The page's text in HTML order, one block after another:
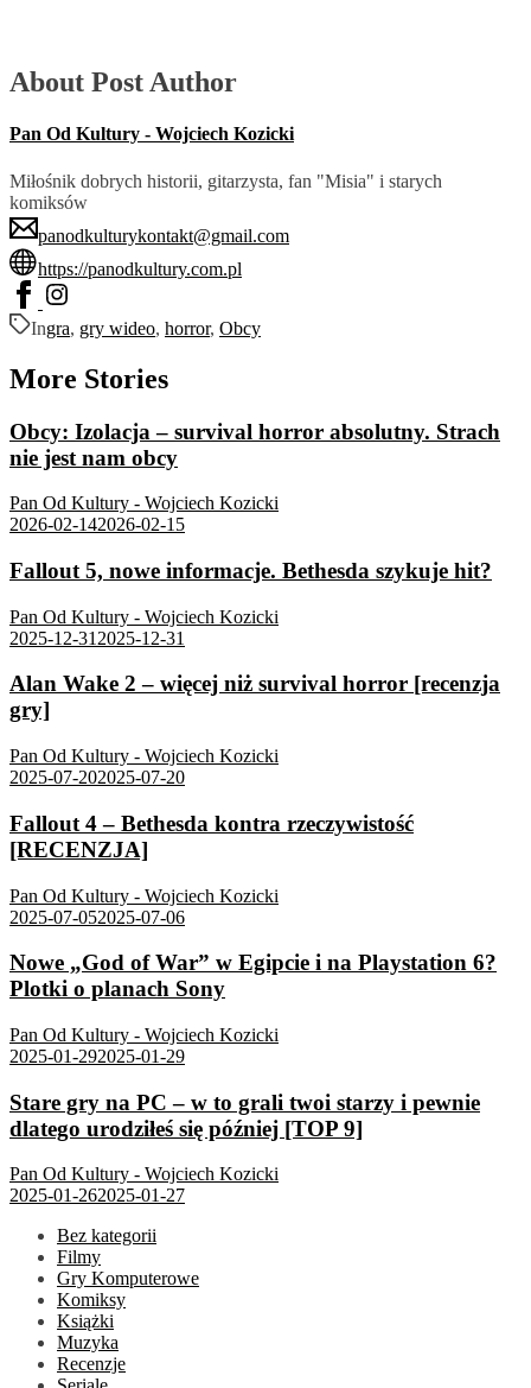
About Post Author
Pan Od Kultury - Wojciech Kozicki
Miłośnik dobrych historii, gitarzysta, fan "Misia" i starych
komiksów
panodkulturykontakt@gmail.com
https://panodkultury.com.pl
Ingra, gry wideo, horror, Obcy
More Stories
Obcy: Izolacja – survival horror absolutny. Strach
nie jest nam obcy
Pan Od Kultury - Wojciech Kozicki
2026-02-142026-02-15
Fallout 5, nowe informacje. Bethesda szykuje hit?
Pan Od Kultury - Wojciech Kozicki
2025-12-31 2025-12-31
Alan Wake 2 – więcej niż survival horror [recenzja
gry]
Pan Od Kultury - Wojciech Kozicki
2025-07-202025-07-20
Fallout 4 – Bethesda kontra rzeczywistość
[RECENZJA]
Pan Od Kultury - Wojciech Kozicki
2025-07-052025-07-06
Nowe „God of War” w Egipcie i na Playstation 6?
Plotki o planach Sony
Pan Od Kultury - Wojciech Kozicki
2025-01-292025-01-29
Stare gry na PC – w to grali twoi starzy i pewnie
dlatego urodziłeś się później [TOP 9]
Pan Od Kultury - Wojciech Kozicki
2025-01-262025-01-27
Bez kategorii
Filmy
Gry Komputerowe
Komiksy
Książki
Muzyka
Recenzje